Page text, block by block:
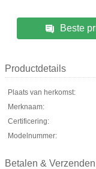
Beste
Productdetails
Plaats van herkomst:
Merknaam:
Certificering:
Modelnummer:
Betalen &